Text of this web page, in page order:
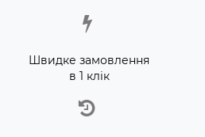
Швидке замовлення
в 1 клік